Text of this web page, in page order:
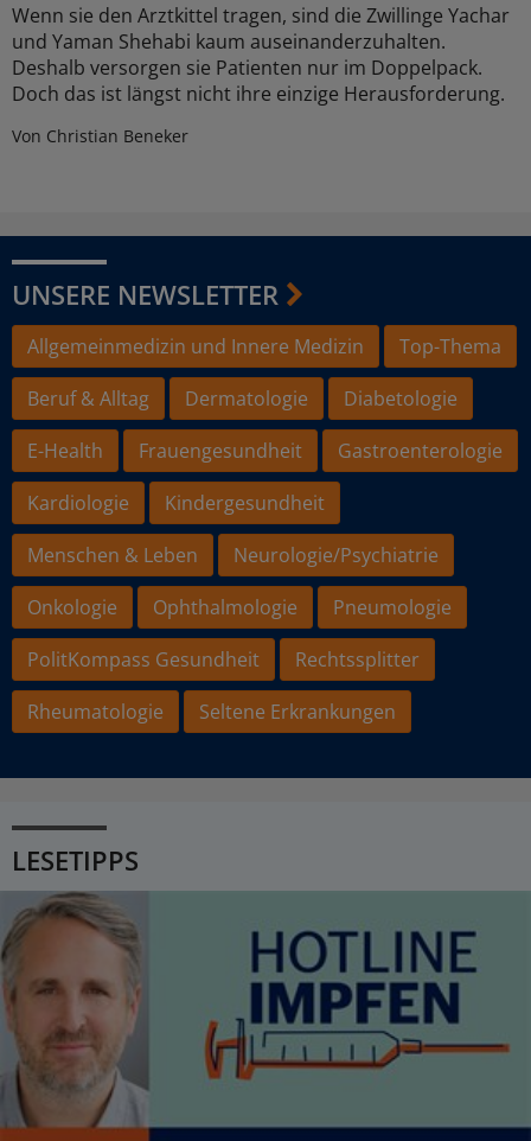
Wenn sie den Arztkittel tragen, sind die Zwillinge Yachar
und Yaman Shehabi kaum auseinanderzuhalten.
Deshalb versorgen sie Patienten nur im Doppelpack.
Doch das ist längst nicht ihre einzige Herausforderung.
Von Christian Beneker
UNSERE NEWSLETTER
Allgemeinmedizin und Innere Medizin
Top-Thema
Beruf & Alltag
Dermatologie
Diabetologie
E-Health
Frauengesundheit
Gastroenterologie
Kardiologie
Kindergesundheit
Menschen & Leben
Neurologie/Psychiatrie
Onkologie
Ophthalmologie
Pneumologie
PolitKompass Gesundheit
Rechtssplitter
Rheumatologie
Seltene Erkrankungen
LESETIPPS